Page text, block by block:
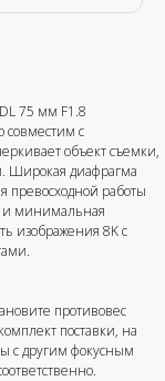
75 мм F1.8
совместим с
объект съемки,
Широкая диафрагма
превосходной работы
и минимальная
изображения 8K с
противовес
поставки, на
с другим фокусным